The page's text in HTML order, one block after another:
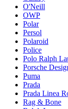
O'Neill
OWP
Polar
Persol
Polaroid
Police
Polo Ralph
Porsche
Puma
Prada
Prada Linea
Rag & Bone